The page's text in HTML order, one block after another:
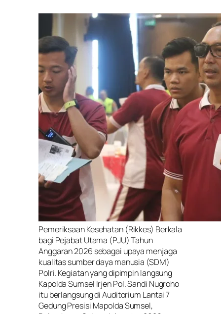
Pemeriksaan Kesehatan (Rikkes) Berkala
bagi Pejabat Utama (PJU) Tahun
Anggaran 2026 sebagai upaya menjaga
kualitas sumber daya manusia (SDM)
Polri. Kegiatan yang dipimpin langsung
Kapolda Sumsel Irjen Pol. Sandi Nugroho
itu berlangsung di Auditorium Lantai 7
Gedung Presisi Mapolda Sumsel,